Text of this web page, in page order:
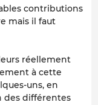
contributions
mais il faut
réellement
à cette
uns, en
des différentes